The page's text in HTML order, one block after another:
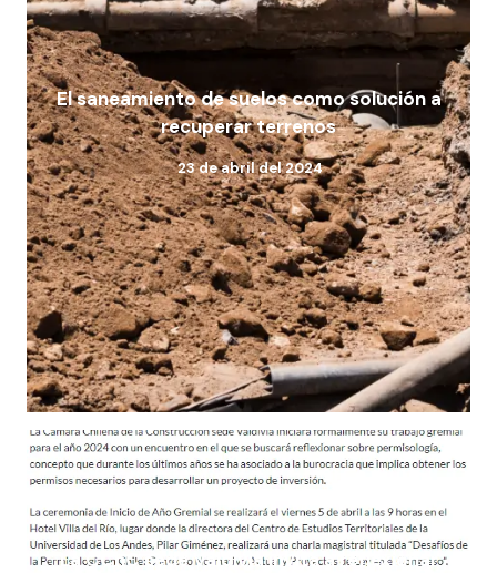
El saneamiento de suelos como solución a
recuperar terrenos
23 de abril del 2024
La CChC sede Valdivia invita a reflexionar